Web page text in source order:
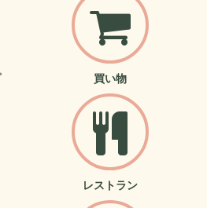
買い物
レストラン